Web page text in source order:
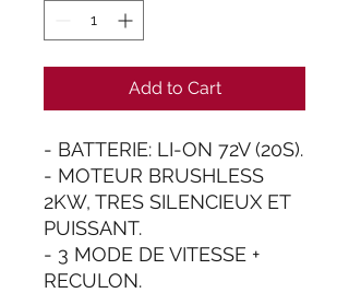
Add to Cart
- BATTERIE: LI-ON 72V (20S).
- MOTEUR BRUSHLESS
2KW, TRES SILENCIEUX ET
PUISSANT.
- 3 MODE DE VITESSE +
RECULON.